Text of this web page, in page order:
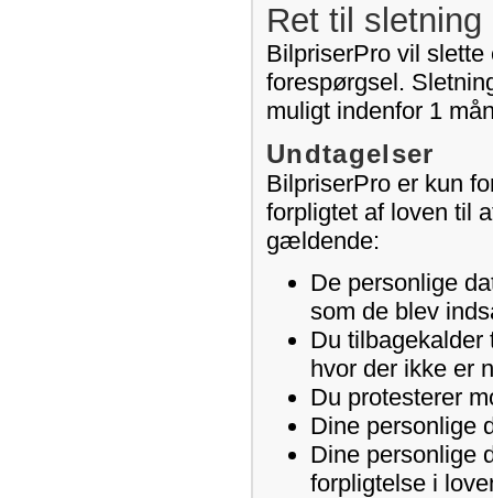
Ret til
BilpriserPro vil
forespørgsel.
muligt indenfor 1
Undtagelser
BilpriserPro er kun
forpligtet af loven til
gældende:
De personlige
som de blev
Du tilbagekalder
hvor der ikke er
Du protesterer
Dine personlige
Dine personlige
forpligtelse i